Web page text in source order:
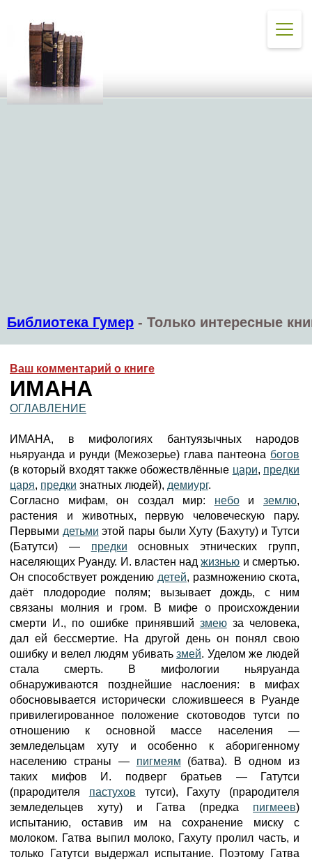
Библиотека Гумер - Только интересные
Ваш комментарий о книге
ИМАНА
ОГЛАВЛЕНИЕ
ИМАНА, в мифологиях бантуязычных народов
ньяруанда и рунди (Межозерье) глава пантеона богов
(в который входят также обожествлённые цари, предки
царя, предки знатных людей), демиург.
Согласно мифам, он создал мир: небоиземлю,
растения и животных, первую человеческую пару.
Первыми детьми этой пары были Хуту (Бахуту) и Тутси
(Батутси) — предки основных этнических групп,
населяющих Руанду. И. властен наджизнью и смертью.
Он способствует рождению детей, размножению скота,
даёт плодородие полям; вызывает дождь, с ним
связаны молния и гром. В мифе о происхождении
смерти И., по ошибке принявший змеюза человека,
дал ей бессмертие. На другой день он понял свою
ошибку и велел людям убиватьзмей. Уделом же людей
стала смерть. В мифологии ньяруанда
обнаруживаются позднейшие наслоения: в мифах
обосновывается исторически сложившееся в Руанде
привилегированное положение скотоводов тутси по
отношению к основной массе населения —
земледельцам хуту и особенно к аборигенному
населению страны — пигмеям (батва). В одном из
таких мифов И. подверг братьев — Гатутси
(прародителя пастухов тутси), Гахуту (прародителя
земледельцев хуту) и Гатва (предка пигмеев)
испытанию, оставив им на сохранение миску с
молоком. Гатва выпил молоко, Гахуту пролил часть, и
только Гатутси выдержал испытание. Поэтому Гатва